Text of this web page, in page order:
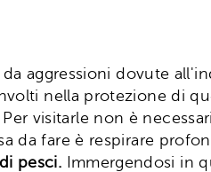
aggressioni dovute
nella protezione di
visitarle non è
da fare è respirare
pesci. Immergendosi in